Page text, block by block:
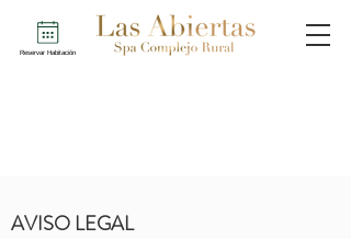
Reservar Habitación
AVISO LEGAL